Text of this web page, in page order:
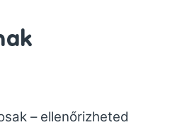
– ellenőrizheted